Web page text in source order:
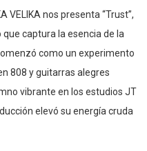
VELIKA nos presenta “Trust”,
captura la esencia de la
como un experimento
808 y guitarras alegres
vibrante en los estudios JT
elevó su energía cruda